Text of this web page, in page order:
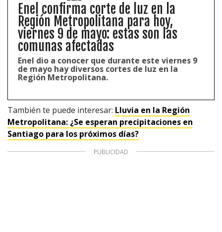
Enel confirma corte de luz en la
Región Metropolitana para hoy,
viernes 9 de mayo: estas son las
comunas afectadas
Enel dio a conocer que durante este viernes 9
de mayo hay diversos cortes de luz en la
Región Metropolitana.
También te puede interesar: Lluvia en la Región
Metropolitana: ¿Se esperan precipitaciones en
Santiago para los próximos días?